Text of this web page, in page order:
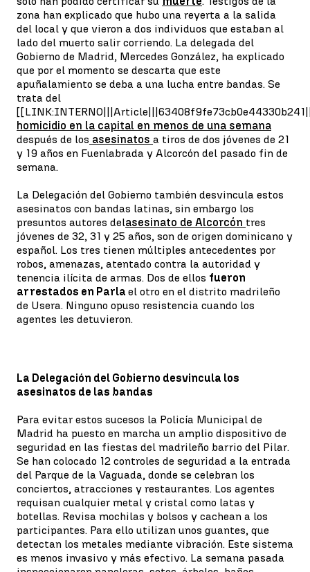
zona han explicado que hubo una reyerta a la salida
del local y que vieron a dos individuos que estaban al
lado del muerto salir corriendo. La delegada del
Gobierno de Madrid, Mercedes González, ha explicado
que por el momento se descarta que este
apuñalamiento se deba a una lucha entre bandas. Se
trata del
homicidio en la capital en menos de una semana
después de los asesinatos a tiros de dos jóvenes de 21
y 19 años en Fuenlabrada y Alcorcón del pasado fin de
semana.
La Delegación del Gobierno también desvincula estos
asesinatos con bandas latinas, sin embargo los
presuntos autores delasesinato de Alcorcón tres
jóvenes de 32, 31 y 25 años, son de origen dominicano y
español. Los tres tienen múltiples antecedentes por
robos, amenazas, atentado contra la autoridad y
tenencia ilícita de armas. Dos de ellos fueron
arrestados en Parla el otro en el distrito madrileño
de Usera. Ninguno opuso resistencia cuando los
agentes les detuvieron.
La Delegación del Gobierno desvincula los
asesinatos de las bandas
Para evitar estos sucesos la Policía Municipal de
Madrid ha puesto en marcha un amplio dispositivo de
seguridad en las fiestas del madrileño barrio del Pilar.
Se han colocado 12 controles de seguridad a la entrada
del Parque de la Vaguada, donde se celebran los
conciertos, atracciones y restaurantes. Los agentes
requisan cualquier metal y cristal como latas y
botellas. Revisa mochilas y bolsos y cachean a los
participantes. Para ello utilizan unos guantes, que
detectan los metales mediante vibración. Este sistema
es menos invasivo y más efectivo. La semana pasada